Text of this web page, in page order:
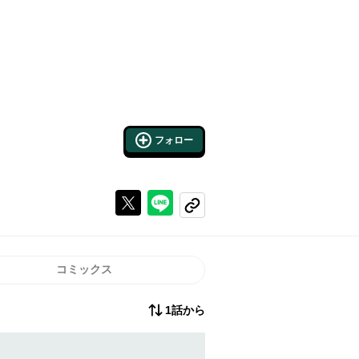
フォロー
Xで投稿するラインでシェアする
コピーする
コミックス
1話から